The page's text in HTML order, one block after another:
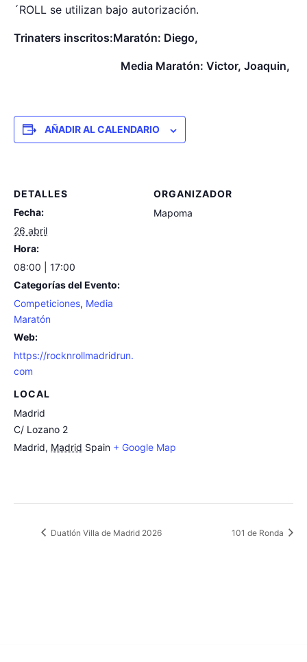
´ROLL se utilizan bajo autorización.
Trinaters inscritos:Maratón: Diego,
Media Maratón: Victor, Joaquin,
AÑADIR AL CALENDARIO
DETALLES
Fecha:
26 abril
Hora:
08:00 | 17:00
Categorías del Evento:
Competiciones, Media
Maratón
Web:
https://rocknrollmadridrun.
com
LOCAL
Madrid
C/ Lozano 2
Madrid, Madrid Spain + Google Map
ORGANIZADOR
Mapoma
Duatlón Villa de Madrid 2026 101 de Ronda